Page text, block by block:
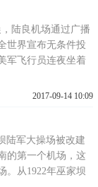
陆良机场通过广播
世界宣布无条件投
军飞行员连夜坐着
2017-09-14 10:09
陆军大操场被改建
的第一个机场，这
。从1922年巫家坝